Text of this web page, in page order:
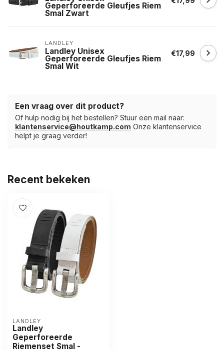
Geperforeerde Gleufjes Riem
Smal Zwart
LANDLEY
Landley Unisex
Geperforeerde Gleufjes Riem
Smal Wit
€17,99
Een vraag over dit product?
Of hulp nodig bij het bestellen? Stuur een mail naar:
klantenservice@houtkamp.com Onze klantenservice
helpt je graag verder!
Recent bekeken
LANDLEY
Landley
Geperforeerde
Riemenset Smal -